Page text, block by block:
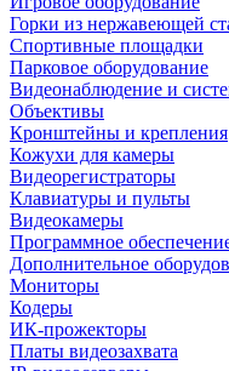
Горки из нержавеющей
Спортивные площадки
Парковое оборудование
Видеонаблюдение и
Объективы
Кронштейны и крепления
Кожухи для камеры
Видеорегистраторы
Клавиатуры и пульты
Видеокамеры
Программное
Дополнительное
Мониторы
Кодеры
ИК-прожекторы
Платы видеозахвата